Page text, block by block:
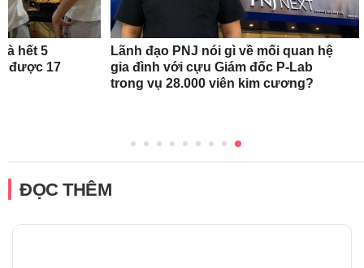
hết 5
được 17
Lãnh đạo PNJ nói gì về mối quan hệ
gia đình với cựu Giám đốc P-Lab
trong vụ 28.000 viên kim cương?
ĐỌC THÊM